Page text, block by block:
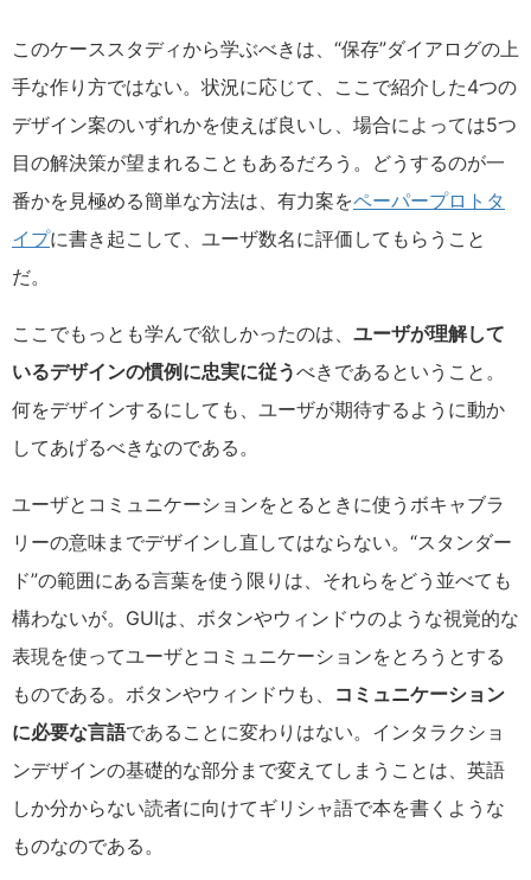
このケーススタディから学ぶべきは、“保存”ダイアログの上
手な作り方ではない。状況に応じて、ここで紹介した4つの
デザイン案のいずれかを使えば良いし、場合によっては5つ
目の解決策が望まれることもあるだろう。どうするのが一
番かを見極める簡単な方法は、有力案をペーパープロトタ
イプに書き起こして、ユーザ数名に評価してもらうこと
だ。
ここでもっとも学んで欲しかったのは、 ユーザが理解して
いるデザインの慣例に忠実に従うべきであるということ。
何をデザインするにしても、ユーザが期待するように動か
してあげるべきなのである。
ユーザとコミュニケーションをとるときに使うボキャブラ
リーの意味までデザインし直してはならない。“スタンダー
ド”の範囲にある言葉を使う限りは、それらをどう並べても
構わないが。GUIは、ボタンやウィンドウのような視覚的な
表現を使ってユーザとコミュニケーションをとろうとする
ものである。ボタンやウィンドウも、 コミュニケーション
に必要な言語であることに変わりはない。インタラクショ
ンデザインの基礎的な部分まで変えてしまうことは、英語
しか分からない読者に向けてギリシャ語で本を書くような
ものなのである。